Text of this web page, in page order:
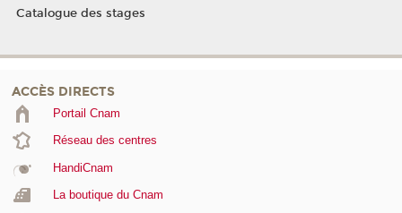
Catalogue des stages
ACCÈS DIRECTS
Portail Cnam
Réseau des centres
HandiCnam
La boutique du Cnam